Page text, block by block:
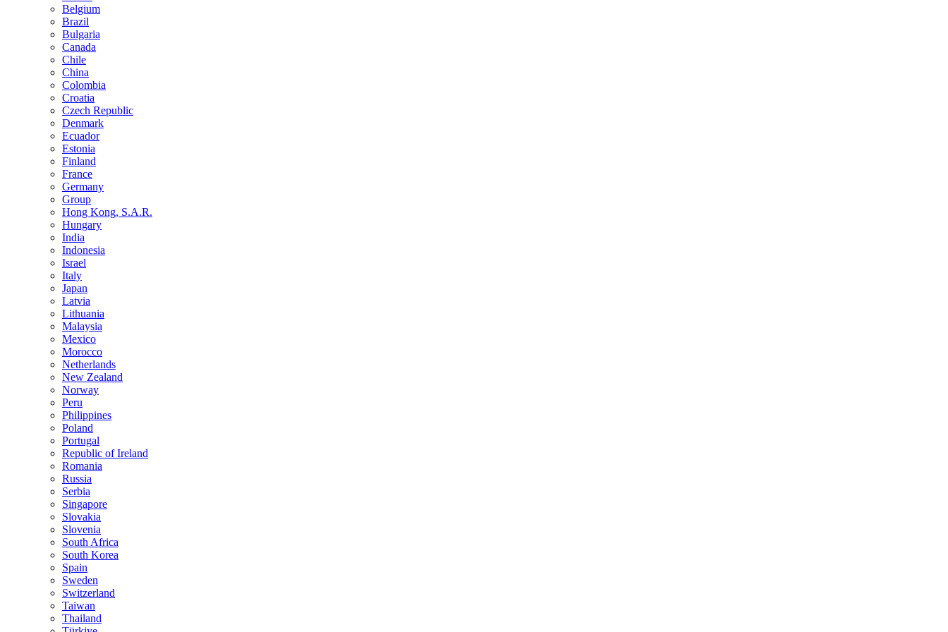
Belgium
Brazil
Bulgaria
Canada
Chile
China
Colombia
Croatia
Czech Republic
Denmark
Ecuador
Estonia
Finland
France
Germany
Group
Hong Kong, S.A.R.
Hungary
India
Indonesia
Israel
Italy
Japan
Latvia
Lithuania
Malaysia
Mexico
Morocco
Netherlands
New Zealand
Norway
Peru
Philippines
Poland
Portugal
Republic of Ireland
Romania
Russia
Serbia
Singapore
Slovakia
Slovenia
South Africa
South Korea
Spain
Sweden
Switzerland
Taiwan
Thailand